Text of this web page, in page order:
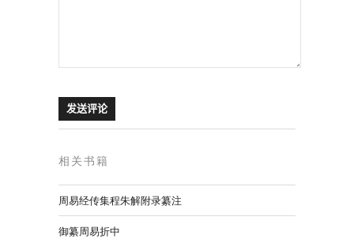
相关书籍
周易经传集程朱解附录纂注
御纂周易折中